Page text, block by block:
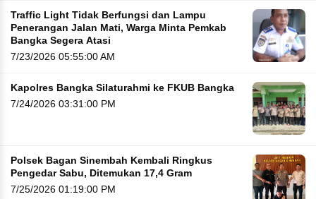
Traffic Light Tidak Berfungsi dan Lampu
Penerangan Jalan Mati, Warga Minta Pemkab
Bangka Segera Atasi
7/23/2026 05:55:00 AM
Kapolres Bangka Silaturahmi ke FKUB Bangka
7/24/2026 03:31:00 PM
Polsek Bagan Sinembah Kembali Ringkus
Pengedar Sabu, Ditemukan 17,4 Gram
7/25/2026 01:19:00 PM